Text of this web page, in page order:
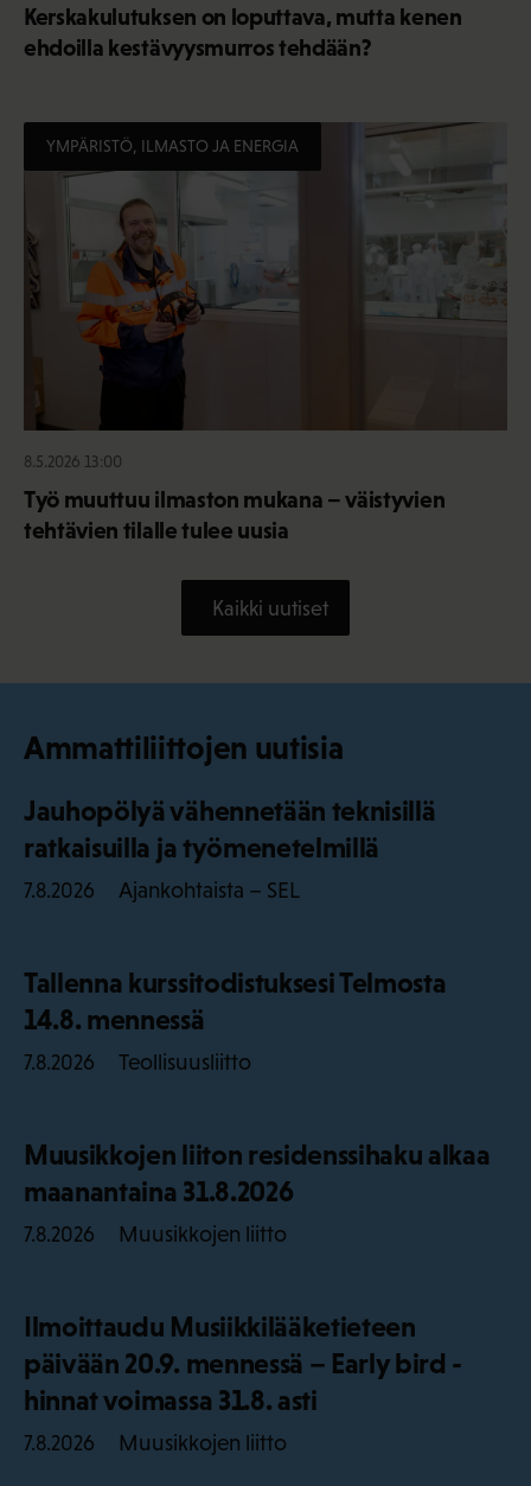
Kerskakulutuksen on loputtava, mutta kenen
ehdoilla kestävyysmurros tehdään?
YMPÄRISTÖ, ILMASTO JA ENERGIA
8.5.2026 13:00
Työ muuttuu ilmaston mukana – väistyvien
tehtävien tilalle tulee uusia
Kaikki uutiset
Ammattiliittojen uutisia
Jauhopölyä vähennetään teknisillä
ratkaisuilla ja työmenetelmillä
7.8.2026 Ajankohtaista – SEL
Tallenna kurssitodistuksesi Telmosta
14.8. mennessä
7.8.2026 Teollisuusliitto
Muusikkojen liiton residenssihaku alkaa
maanantaina 31.8.2026
7.8.2026 Muusikkojen liitto
Ilmoittaudu Musiikkilääketieteen
päivään 20.9. mennessä – Early bird -
hinnat voimassa 31.8. asti
7.8.2026 Muusikkojen liitto